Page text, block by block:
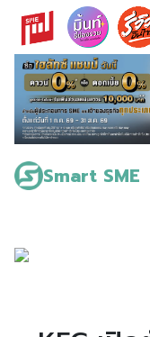
Skip
content
Smart SME
Search
for: